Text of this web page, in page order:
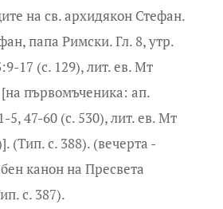
на св. архидякон Стефан.
папа Римски. Гл. 8, утр.
17 (с. 129), лит. ев. Мт
[на първомъченика: ап.
5, 47-60 (с. 530), лит. ев. Мт
(Тип. с. 388). (вечерта -
канон на Пресвета
с. 387).